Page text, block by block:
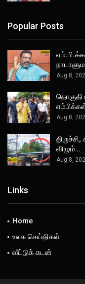
Popular Posts
Aug 8,
தொகுதி
Aug 8,
விழும்…
Aug 8,
Links
Home
உலக செய்திகள்
வீட்டுக் கடன்